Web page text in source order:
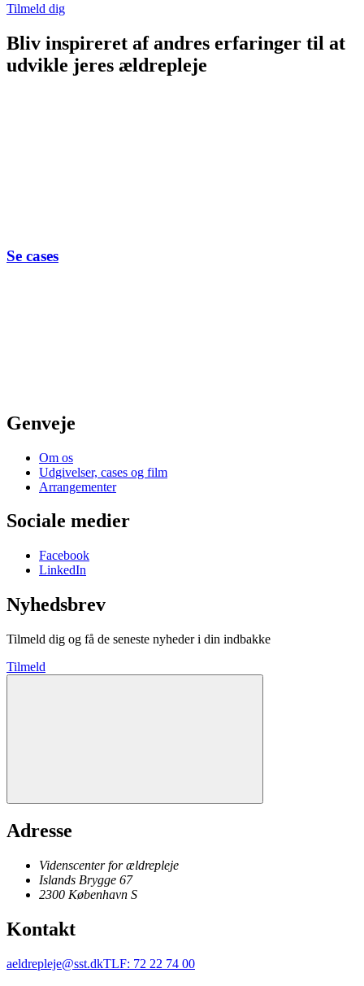
Tilmeld dig
Bliv inspireret af andres erfaringer til at
udvikle jeres ældrepleje
Se cases
Genveje
Om os
Udgivelser, cases og film
Arrangementer
Sociale medier
Facebook
LinkedIn
Nyhedsbrev
Tilmeld dig og få de seneste nyheder i din indbakke
Tilmeld
Adresse
Videnscenter for ældrepleje
Islands Brygge 67
2300 København S
Kontakt
aeldrepleje@sst.dkTLF: 72 22 74 00